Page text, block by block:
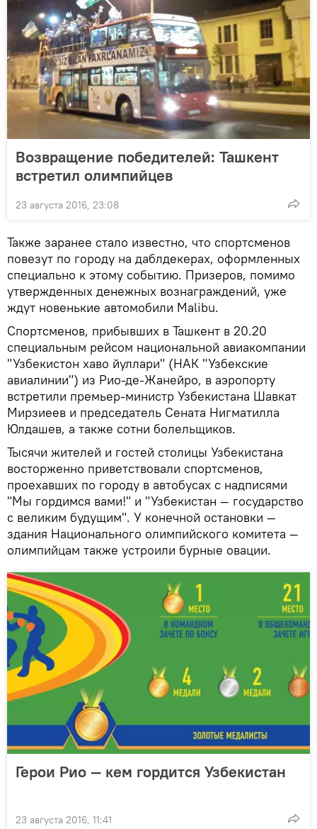
Возвращение победителей: Ташкент
встретил олимпийцев
23 августа 2016, 23:08
Также заранее стало известно, что спортсменов
повезут по городу на даблдекерах, оформленных
специально к этому событию. Призеров, помимо
утвержденных денежных вознаграждений, уже
ждут новенькие автомобили Malibu.
Спортсменов, прибывших в Ташкент в 20.20
специальным рейсом национальной авиакомпании
"Узбекистон хаво йуллари" (НАК "Узбекские
авиалинии") из Рио-де-Жанейро, в аэропорту
встретили премьер-министр Узбекистана Шавкат
Мирзиеев и председатель Сената Нигматилла
Юлдашев, а также сотни болельщиков.
Тысячи жителей и гостей столицы Узбекистана
восторженно приветствовали спортсменов,
проехавших по городу в автобусах с надписями
"Мы гордимся вами!" и "Узбекистан — государство
с великим будущим". У конечной остановки —
здания Национального олимпийского комитета —
олимпийцам также устроили бурные овации.
Герои Рио — кем гордится Узбекистан
23 августа 2016, 11:41